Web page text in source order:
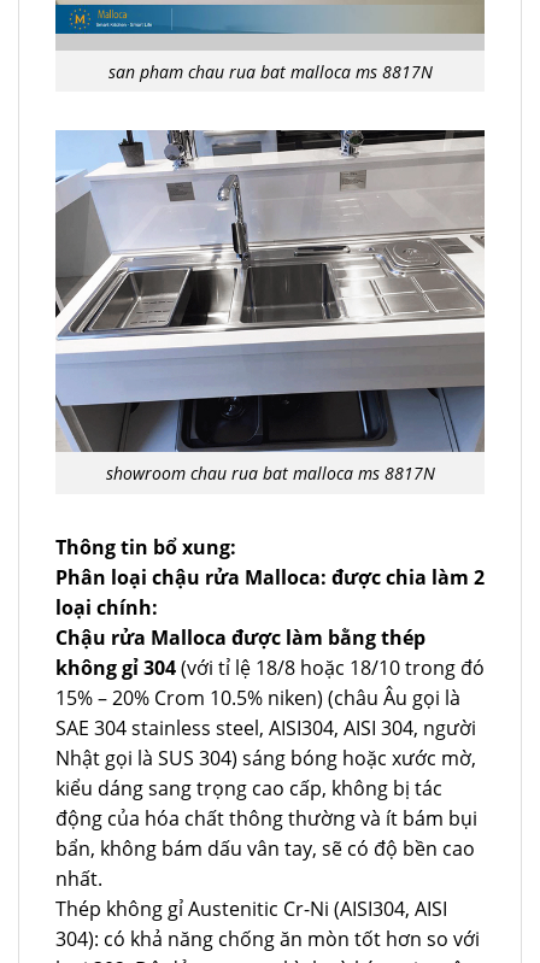
san pham chau rua bat malloca ms 8817N
showroom chau rua bat malloca ms 8817N
Thông tin bổ xung:
Phân loại chậu rửa Malloca: được chia làm 2
loại chính:
Chậu rửa Malloca được làm bằng thép
không gỉ 304(với tỉ lệ 18/8 hoặc 18/10 trong đó
15% – 20% Crom 10.5% niken) (châu Âu gọi là
SAE 304 stainless steel, AISI304, AISI 304, người
Nhật gọi là SUS 304) sáng bóng hoặc xước mờ,
kiểu dáng sang trọng cao cấp, không bị tác
động của hóa chất thông thường và ít bám bụi
bẩn, không bám dấu vân tay, sẽ có độ bền cao
nhất.
Thép không gỉ Austenitic Cr-Ni (AISI304, AISI
304): có khả năng chống ăn mòn tốt hơn so với